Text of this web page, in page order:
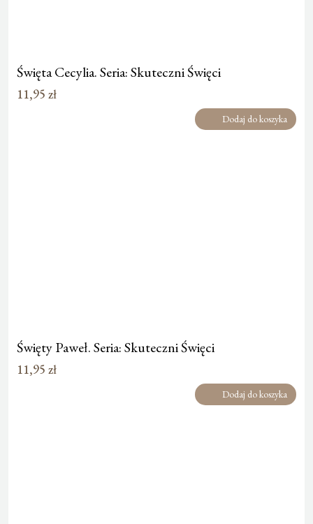
Święta Cecylia. Seria: Skuteczni Święci
11,95 zł
Dodaj do koszyka
Święty Paweł. Seria: Skuteczni Święci
11,95 zł
Dodaj do koszyka